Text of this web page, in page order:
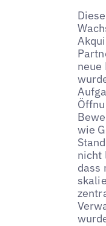
neue
wie
nicht
dass